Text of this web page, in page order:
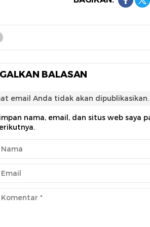
BALASAN
email Anda tidak akan dipublikasikan.
nama, email, dan situs web saya